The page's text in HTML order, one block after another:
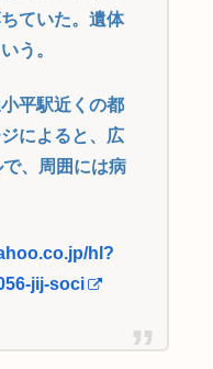
ていた。遺体
う。
平駅近くの都
によると、広
、周囲には病
hl?
jij-soci